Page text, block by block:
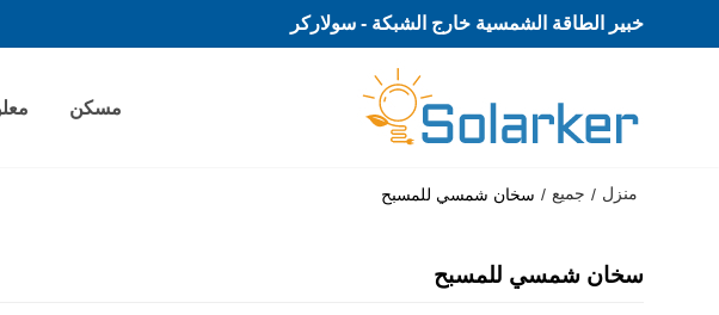
خبير الطاقة الشمسية خارج الشبكة - سولاركر
مسكن
منزل / جميع / سخان شمسي للمسبح
سخان شمسي للمسبح